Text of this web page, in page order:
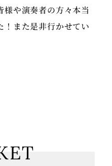
や演奏者の方々本当
！また是非行かせてい